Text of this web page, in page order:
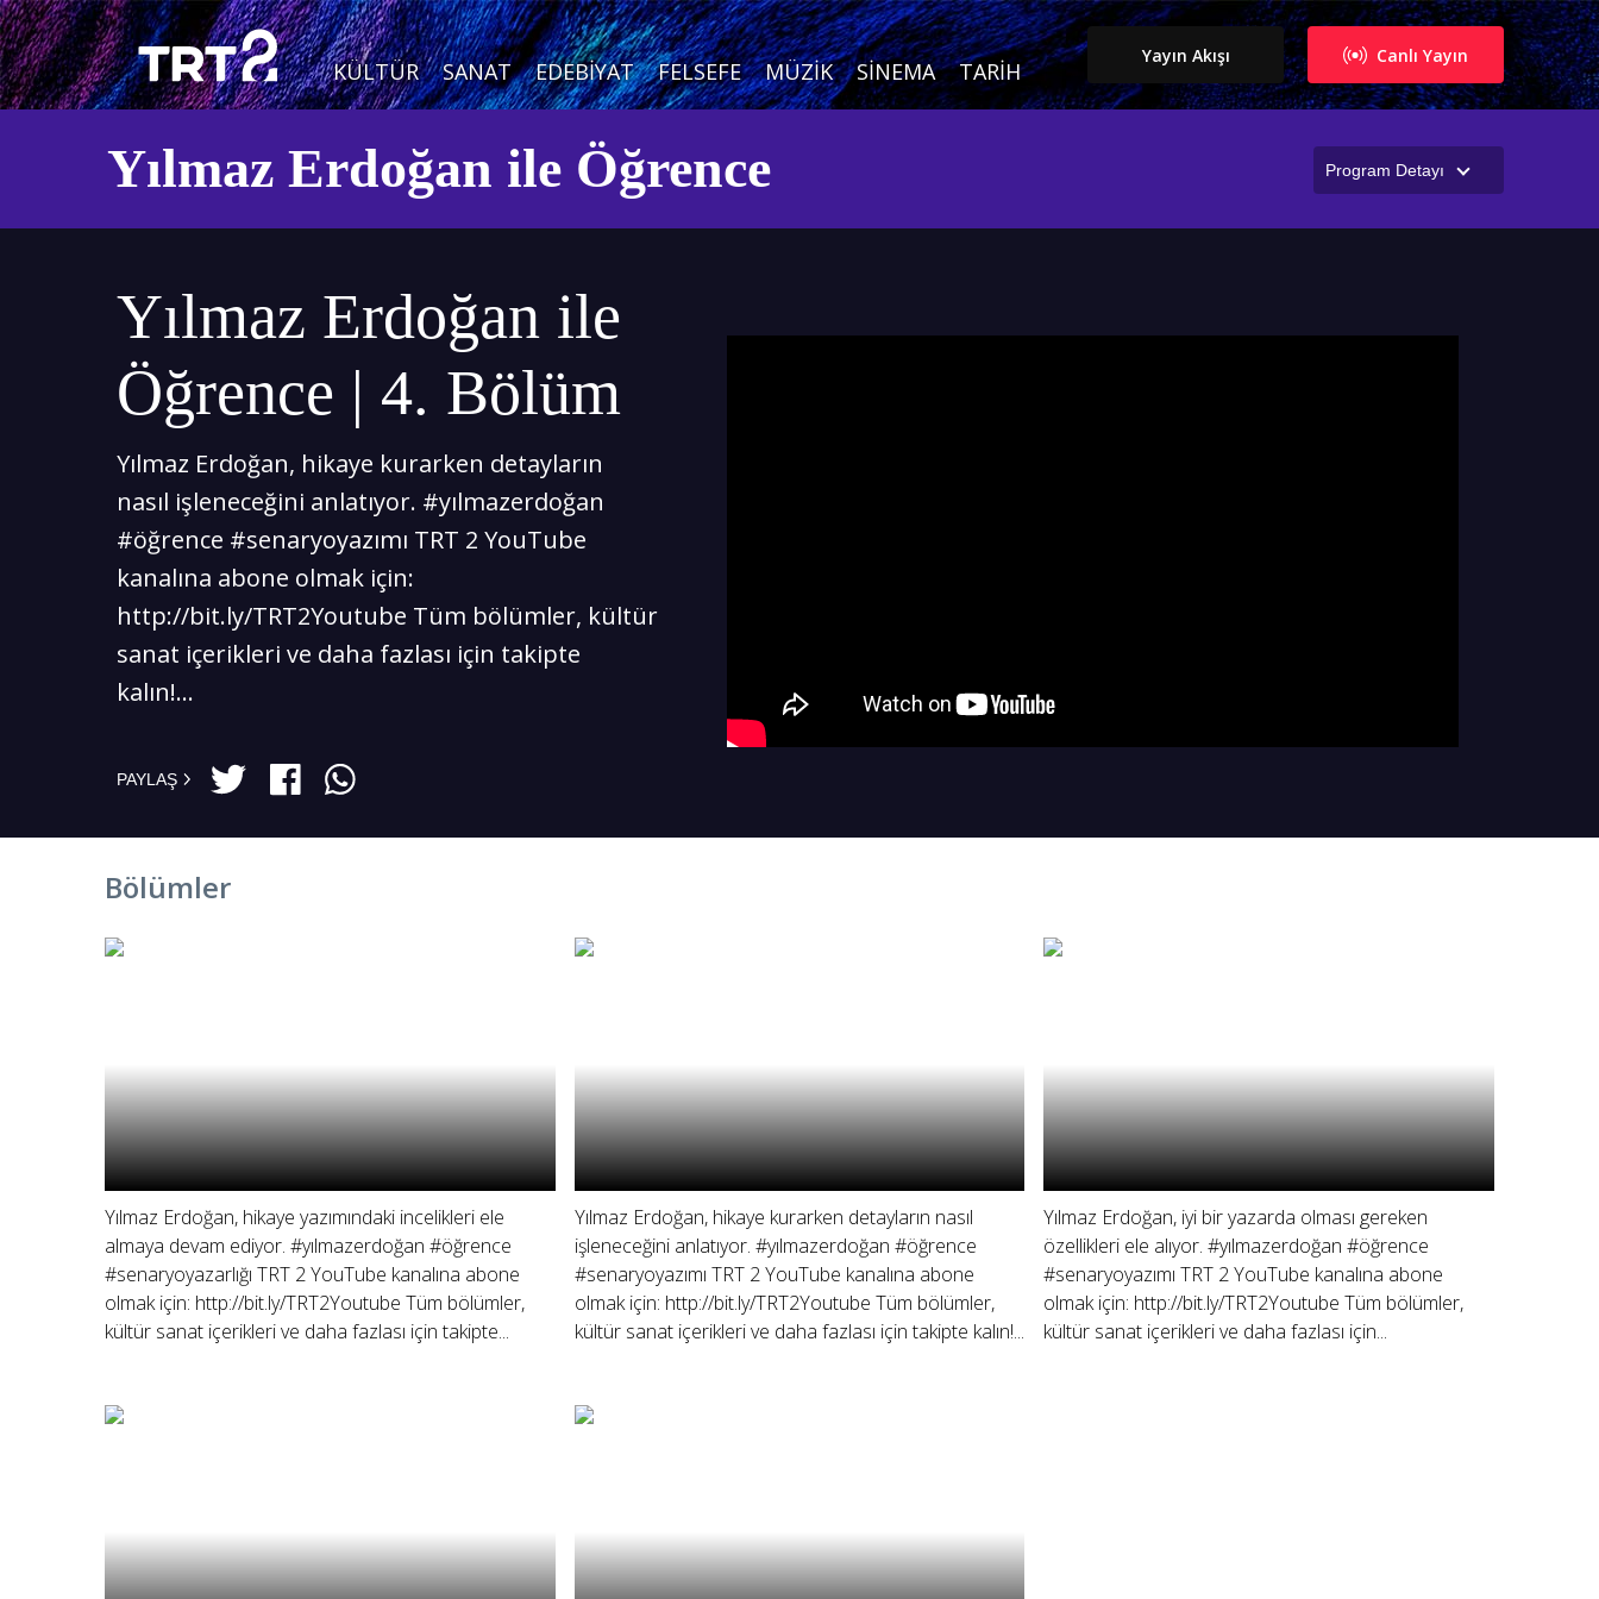
KÜLTÜR SANAT EDEBIYAT FELSEFE MÜZIK SINEMA TARIH
Canlı Yayın
Yayın Akışı
Program Detayı
Yılmaz Erdoğan ile Öğrence
Yılmaz Erdoğan ile
Öğrence | 4. Bölüm
Yılmaz Erdoğan, hikaye kurarken detayların
nasıl işleneceğini anlatıyor. #yılmazerdoğan
#öğrence #senaryoyazımı TRT 2 YouTube
kanalına abone olmak için:
http://bit.ly/TRT2Youtube Tüm bölümler, kültür
sanat içerikleri ve daha fazlası için takipte
kalın!...
PAYLAŞ
Bölümler
Yılmaz Erdoğan, hikaye yazımındaki incelikleri ele
almaya devam ediyor. #yılmazerdoğan #öğrence
#senaryoyazarlığı TRT 2 YouTube kanalına abone
olmak için: http://bit.ly/TRT2Youtube Tüm bölümler,
kültür sanat içerikleri ve daha fazlası için takipte...
Yılmaz Erdoğan, hikaye kurarken detayların nasıl
işleneceğini anlatıyor. #yılmazerdoğan #öğrence
#senaryoyazımı TRT 2 YouTube kanalına abone
olmak için: http://bit.ly/TRT2Youtube Tüm bölümler,
kültür sanat içerikleri ve daha fazlası için takipte kalın!...
Yılmaz Erdoğan, iyi bir yazarda olması gereken
özellikleri ele alıyor. #yılmazerdoğan #öğrence
#senaryoyazımı TRT 2 YouTube kanalına abone
olmak için: http://bit.ly/TRT2Youtube Tüm bölümler,
kültür sanat içerikleri ve daha fazlası için...